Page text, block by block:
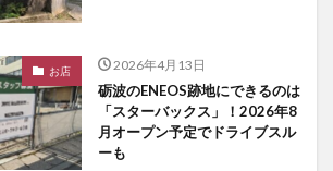
お店 2026年4月13日
砺波のENEOS跡地にできるのは
「スターバックス」！2026年8
月オープン予定でドライブスル
ーも